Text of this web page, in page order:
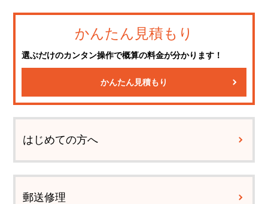
かんたん見積もり
選ぶだけのカンタン操作で概算の料金が分かります！
かんたん見積もり
はじめての方へ
郵送修理